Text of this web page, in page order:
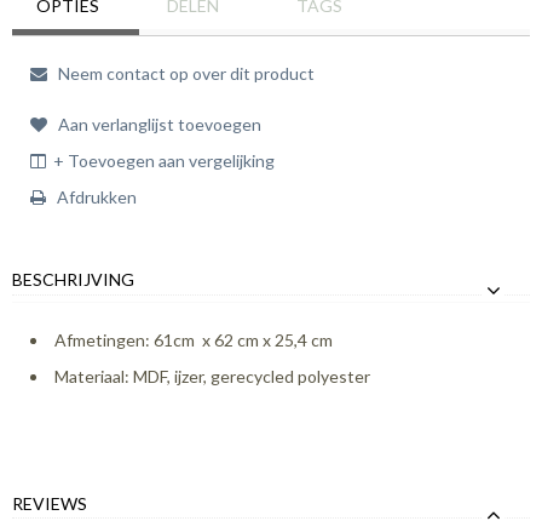
OPTIES DELEN TAGS
Neem contact op over dit product
Aan verlanglijst toevoegen
+ Toevoegen aan vergelijking
Afdrukken
BESCHRIJVING
Afmetingen: 61cm x 62 cm x 25,4 cm
Materiaal: MDF, ijzer, gerecycled polyester
REVIEWS